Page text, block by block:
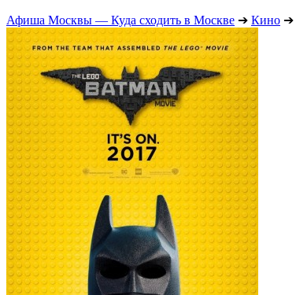
Афиша Москвы — Куда сходить в Москве ➔ Кино ➔